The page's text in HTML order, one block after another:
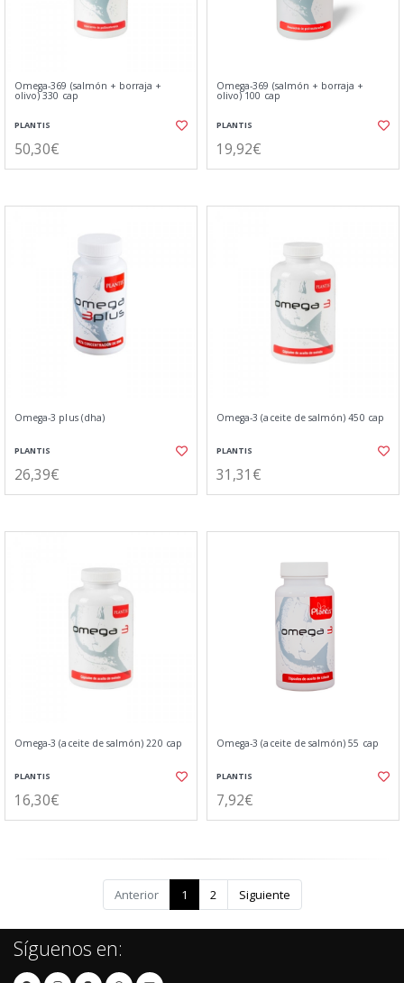
Omega-369 (salmón + borraja +
olivo) 330 cap
PLANTIS
50,30€
Omega-369 (salmón + borraja +
olivo) 100 cap
PLANTIS
19,92€
Omega-3 plus (dha)
PLANTIS
26,39€
Omega-3 (aceite de salmón) 450 cap
PLANTIS
31,31€
Omega-3 (aceite de salmón) 220 cap
PLANTIS
16,30€
Omega-3 (aceite de salmón) 55 cap
PLANTIS
7,92€
Anterior 1 2 Siguiente
Síguenos en: